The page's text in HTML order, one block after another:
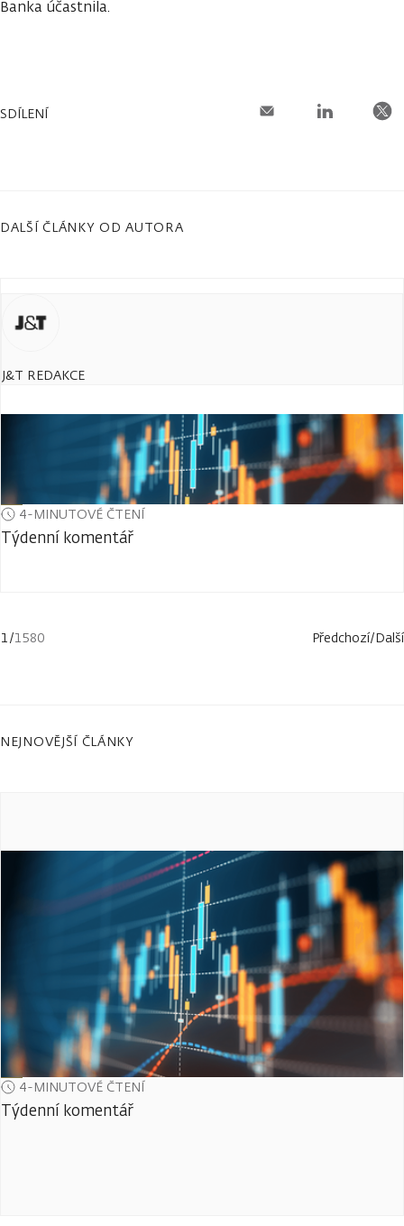
Banka účastnila.
SDÍLENÍ
DALŠÍ ČLÁNKY OD AUTORA
J&T REDAKCE
4-MINUTOVÉ ČTENÍ
Týdenní komentář
1/1580 Předchozí/Další
NEJNOVĚJŠÍ ČLÁNKY
4-MINUTOVÉ ČTENÍ
Týdenní komentář